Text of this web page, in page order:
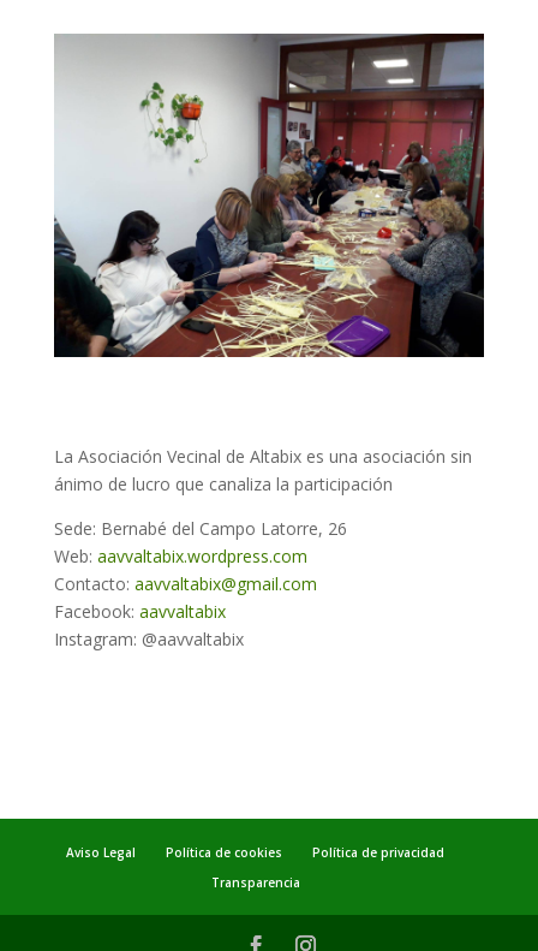
La Asociación Vecinal de Altabix es una asociación sin
ánimo de lucro que canaliza la participación
Sede: Bernabé del Campo Latorre, 26
Web: aavvaltabix.wordpress.com
Contacto: aavvaltabix@gmail.com
Facebook: aavvaltabix
Instagram: @aavvaltabix
Aviso Legal Política de cookies
Política de privacidad
Transparencia